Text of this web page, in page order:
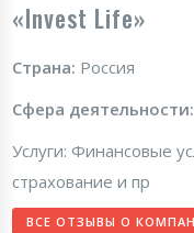
«Invest Life»
Страна: Россия
Сфера деятельности:
Услуги: Финансовые
страхование и пр
ВСЕ ОТЗЫВЫ О